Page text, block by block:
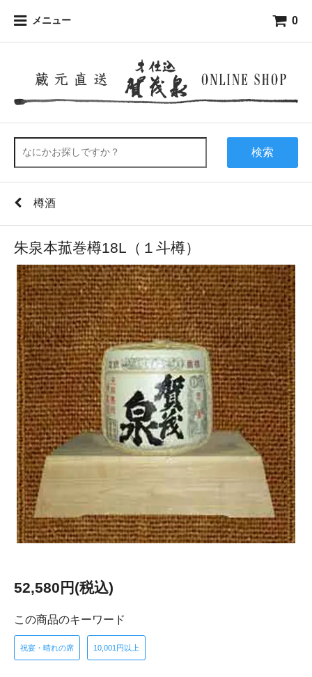
メニュー 0
検索
樽酒
朱泉本菰巻樽18L（１斗樽）
52,580円(税込)
この商品のキーワード
祝宴・晴れの席 10,001円以上